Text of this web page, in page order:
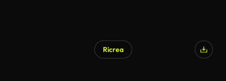
Ricrea